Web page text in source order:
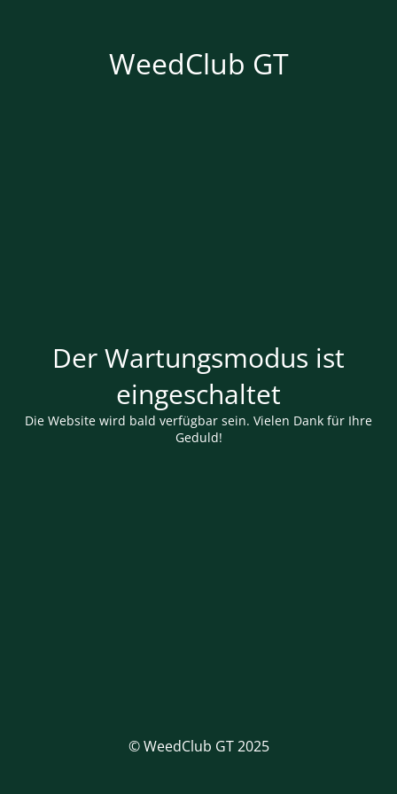
WeedClub GT
Der Wartungsmodus ist
eingeschaltet
Die Website wird bald verfügbar sein. Vielen Dank für Ihre
Geduld!
© WeedClub GT 2025